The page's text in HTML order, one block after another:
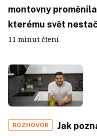
montovny
kterému svět
11 minut čtení
ROZHOVOR
Jak